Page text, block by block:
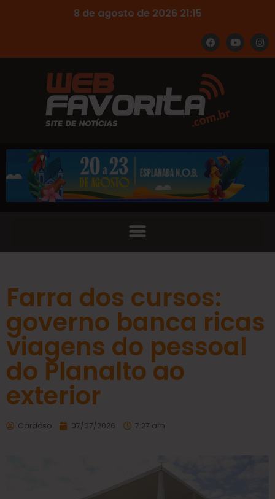
8 de agosto de 2026 21:15
Farra dos cursos:
governo banca ricas
viagens do pessoal
do Planalto ao
exterior
Cardoso 07/07/2026 7:27 am